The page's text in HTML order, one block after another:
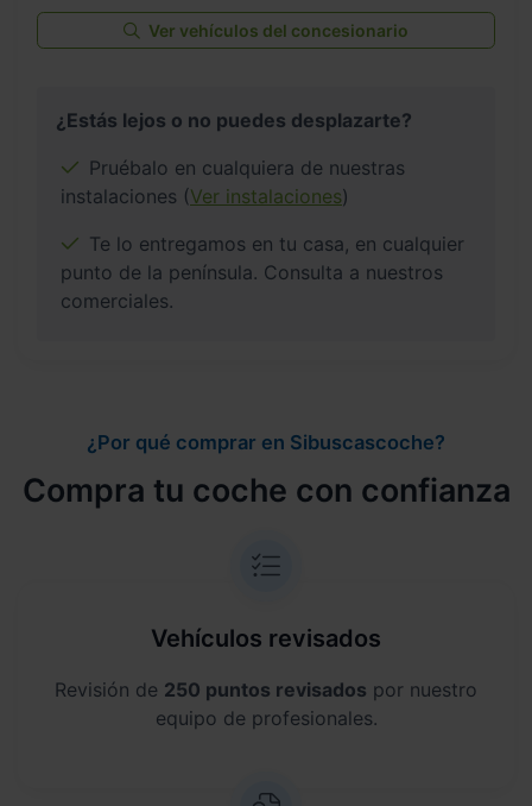
Ver vehículos del concesionario
¿Estás lejos o no puedes desplazarte?
Pruébalo en cualquiera de nuestras
instalaciones (Ver instalaciones)
Te lo entregamos en tu casa, en cualquier
punto de la península. Consulta a nuestros
comerciales.
¿Por qué comprar en Sibuscascoche?
Compra tu coche con confianza
Vehículos revisados
Revisión de 250 puntos revisados por nuestro
equipo de profesionales.